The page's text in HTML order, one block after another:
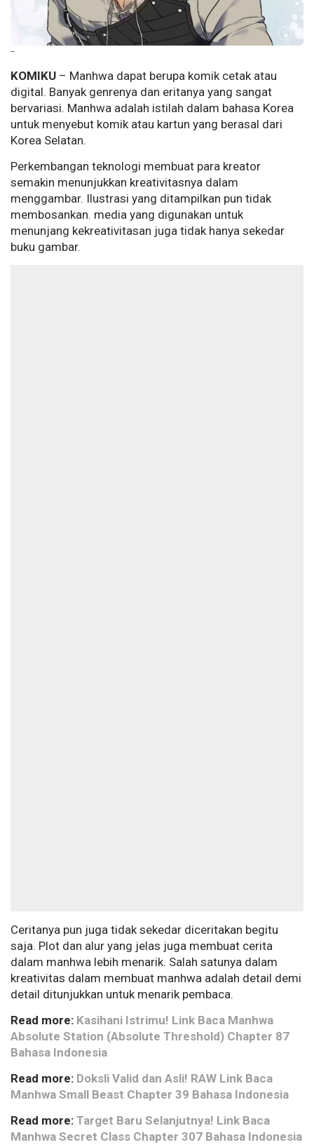
--
KOMIKU – Manhwa dapat berupa komik cetak atau
digital. Banyak genrenya dan eritanya yang sangat
bervariasi. Manhwa adalah istilah dalam bahasa Korea
untuk menyebut komik atau kartun yang berasal dari
Korea Selatan.
Perkembangan teknologi membuat para kreator
semakin menunjukkan kreativitasnya dalam
menggambar. Ilustrasi yang ditampilkan pun tidak
membosankan. media yang digunakan untuk
menunjang kekreativitasan juga tidak hanya sekedar
buku gambar.
Ceritanya pun juga tidak sekedar diceritakan begitu
saja. Plot dan alur yang jelas juga membuat cerita
dalam manhwa lebih menarik. Salah satunya dalam
kreativitas dalam membuat manhwa adalah detail demi
detail ditunjukkan untuk menarik pembaca.
Read more: Kasihani Istrimu! Link Baca Manhwa
Absolute Station (Absolute Threshold) Chapter 87
Bahasa Indonesia
Read more: Doksli Valid dan Asli! RAW Link Baca
Manhwa Small Beast Chapter 39 Bahasa Indonesia
Read more: Target Baru Selanjutnya! Link Baca
Manhwa Secret Class Chapter 307 Bahasa Indonesia